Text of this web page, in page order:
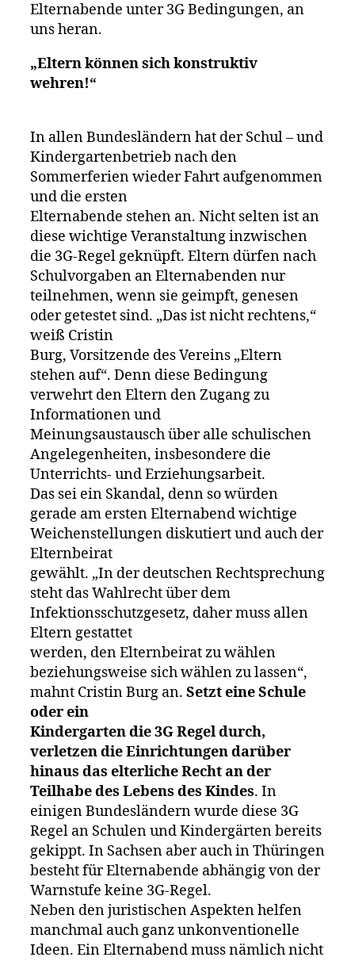
Elternabende unter 3G Bedingungen, an
uns heran.
„Eltern können sich konstruktiv
wehren!“
In allen Bundesländern hat der Schul – und
Kindergartenbetrieb nach den
Sommerferien wieder Fahrt aufgenommen
und die ersten
Elternabende stehen an. Nicht selten ist an
diese wichtige Veranstaltung inzwischen
die 3G-Regel geknüpft. Eltern dürfen nach
Schulvorgaben an Elternabenden nur
teilnehmen, wenn sie geimpft, genesen
oder getestet sind. „Das ist nicht rechtens,“
weiß Cristin
Burg, Vorsitzende des Vereins „Eltern
stehen auf“. Denn diese Bedingung
verwehrt den Eltern den Zugang zu
Informationen und
Meinungsaustausch über alle schulischen
Angelegenheiten, insbesondere die
Unterrichts- und Erziehungsarbeit.
Das sei ein Skandal, denn so würden
gerade am ersten Elternabend wichtige
Weichenstellungen diskutiert und auch der
Elternbeirat
gewählt. „In der deutschen Rechtsprechung
steht das Wahlrecht über dem
Infektionsschutzgesetz, daher muss allen
Eltern gestattet
werden, den Elternbeirat zu wählen
beziehungsweise sich wählen zu lassen“,
mahnt Cristin Burg an. Setzt eine Schule
oder ein
Kindergarten die 3G Regel durch,
verletzen die Einrichtungen darüber
hinaus das elterliche Recht an der
Teilhabe des Lebens des Kindes. In
einigen Bundesländern wurde diese 3G
Regel an Schulen und Kindergärten bereits
gekippt. In Sachsen aber auch in Thüringen
besteht für Elternabende abhängig von der
Warnstufe keine 3G-Regel.
Neben den juristischen Aspekten helfen
manchmal auch ganz unkonventionelle
Ideen. Ein Elternabend muss nämlich nicht